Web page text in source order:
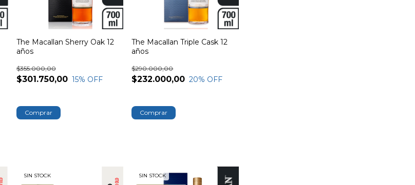
The Macallan Sherry Oak 12
años
$301.750,00
$355.000,00
15% OFF
The Macallan Triple Cask 12
años
$232.000,00
$290.000,00
20% OFF
SIN STOCK SIN STOCK